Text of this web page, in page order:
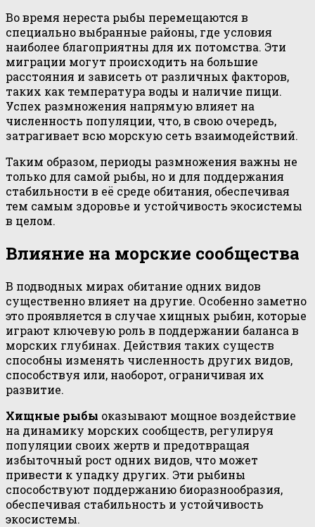
Во время нереста рыбы перемещаются в
специально выбранные районы, где условия
наиболее благоприятны для их потомства. Эти
миграции могут происходить на большие
расстояния и зависеть от различных факторов,
таких как температура воды и наличие пищи.
Успех размножения напрямую влияет на
численность популяции, что, в свою очередь,
затрагивает всю морскую сеть взаимодействий.
Таким образом, периоды размножения важны не
только для самой рыбы, но и для поддержания
стабильности в её среде обитания, обеспечивая
тем самым здоровье и устойчивость экосистемы
в целом.
Влияние на морские сообщества
В подводных мирах обитание одних видов
существенно влияет на другие. Особенно заметно
это проявляется в случае хищных рыбин, которые
играют ключевую роль в поддержании баланса в
морских глубинах. Действия таких существ
способны изменять численность других видов,
способствуя или, наоборот, ограничивая их
развитие.
Хищные рыбы оказывают мощное воздействие
на динамику морских сообществ, регулируя
популяции своих жертв и предотвращая
избыточный рост одних видов, что может
привести к упадку других. Эти рыбины
способствуют поддержанию биоразнообразия,
обеспечивая стабильность и устойчивость
экосистемы.